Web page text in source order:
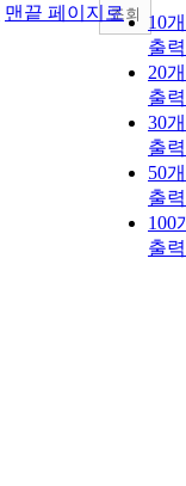
10
출력
20
출력
30
출력
50
출력
100
출력
조회
맨끝 페이지로